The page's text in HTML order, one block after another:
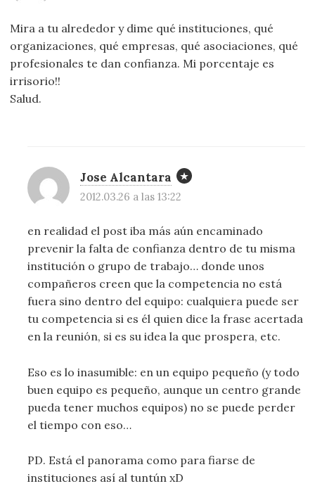
Mira a tu alrededor y dime qué instituciones, qué
organizaciones, qué empresas, qué asociaciones, qué
profesionales te dan confianza. Mi porcentaje es
irrisorio!!
Salud.
Jose Alcantara
2012.03.26 a las 13:22
en realidad el post iba más aún encaminado
prevenir la falta de confianza dentro de tu misma
institución o grupo de trabajo… donde unos
compañeros creen que la competencia no está
fuera sino dentro del equipo: cualquiera puede ser
tu competencia si es él quien dice la frase acertada
en la reunión, si es su idea la que prospera, etc.
Eso es lo inasumible: en un equipo pequeño (y todo
buen equipo es pequeño, aunque un centro grande
pueda tener muchos equipos) no se puede perder
el tiempo con eso…
PD. Está el panorama como para fiarse de
instituciones así al tuntún xD